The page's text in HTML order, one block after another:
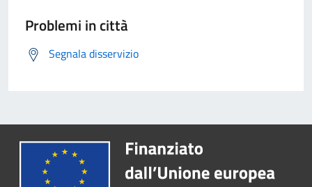
Problemi in città
Segnala disservizio